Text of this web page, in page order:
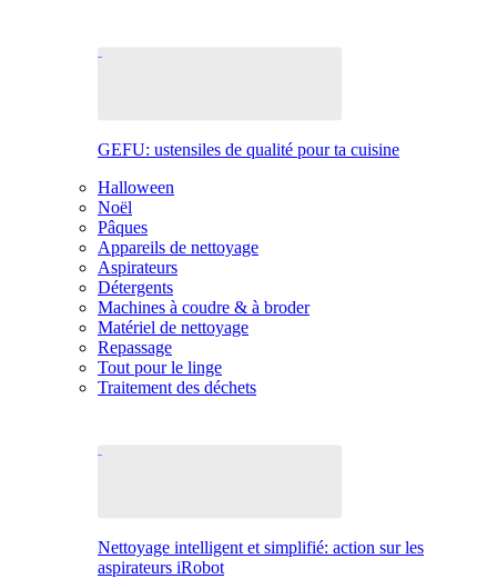
GEFU: ustensiles de qualité pour ta cuisine
Halloween
Noël
Pâques
Appareils de nettoyage
Aspirateurs
Détergents
Machines à coudre & à broder
Matériel de nettoyage
Repassage
Tout pour le linge
Traitement des déchets
Nettoyage intelligent et simplifié: action sur les
aspirateurs iRobot